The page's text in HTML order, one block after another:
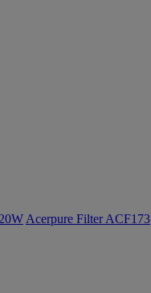
Acerpure Filter ACF173